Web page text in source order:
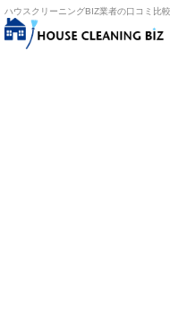
ハウスクリーニングBIZ業者の口コミ比